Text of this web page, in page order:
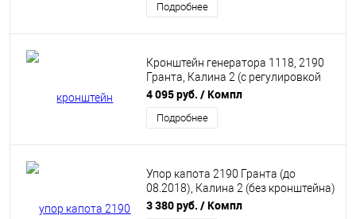
Подробнее
Кронштейн генератора 1118, 2190
Гранта, Калина 2 (с регулировкой
натяжения) "ТехноМастер"
3701.0200.04
4 095 руб. / Компл
Подробнее
Упор капота 2190 Гранта (до
08.2018), Калина 2 (без кронштейна)
ТехноМастер 8231.0700.04
3 380 руб. / Компл